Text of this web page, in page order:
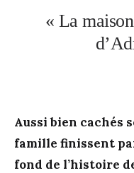
« La
Aussi bien cachés
famille finissent
fond de l’histoire